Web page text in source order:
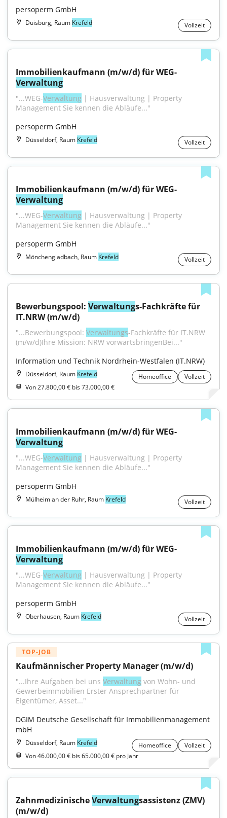
persoperm GmbH
Duisburg, Raum Krefeld Vollzeit
Immobilienkaufmann (m/w/d) für WEG-
Verwaltung
"...WEG-Verwaltung | Hausverwaltung | Property
Management Sie kennen die Abläufe..."
persoperm GmbH
Düsseldorf, Raum Krefeld Vollzeit
Immobilienkaufmann (m/w/d) für WEG-
Verwaltung
"...WEG-Verwaltung | Hausverwaltung | Property
Management Sie kennen die Abläufe..."
persoperm GmbH
Mönchengladbach, Raum Krefeld Vollzeit
Bewerbungspool: Verwaltungs-Fachkräfte für
IT.NRW (m/w/d)
"...Bewerbungspool: Verwaltungs-Fachkräfte für IT.NRW
(m/w/d)Ihre Mission: NRW vorwärtsbringenBei..."
Information und Technik Nordrhein-Westfalen (IT.NRW)
Düsseldorf, Raum Krefeld Homeoffice
Vollzeit
Von 27.800,00 € bis 73.000,00 €
Immobilienkaufmann (m/w/d) für WEG-
Verwaltung
"...WEG-Verwaltung | Hausverwaltung | Property
Management Sie kennen die Abläufe..."
persoperm GmbH
Mülheim an der Ruhr, Raum Krefeld Vollzeit
Immobilienkaufmann (m/w/d) für WEG-
Verwaltung
"...WEG-Verwaltung | Hausverwaltung | Property
Management Sie kennen die Abläufe..."
persoperm GmbH
Oberhausen, Raum Krefeld Vollzeit
TOP-JOB
Kaufmännischer Property Manager (m/w/d)
"...Ihre Aufgaben bei uns Verwaltung von Wohn- und
Gewerbeimmobilien Erster Ansprechpartner für
Eigentümer, Asset..."
DGIM Deutsche Gesellschaft für Immobilienmanagement
mbH
Düsseldorf, Raum Krefeld Homeoffice
Vollzeit
Von 46.000,00 € bis 65.000,00 € pro Jahr
Zahnmedizinische Verwaltungsassistenz (ZMV)
(m/w/d)